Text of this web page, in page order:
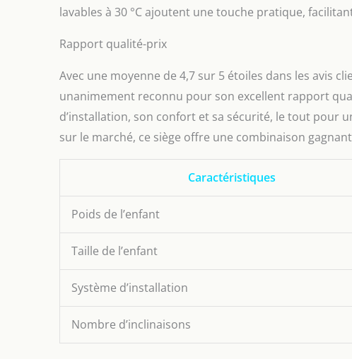
lavables à 30 °C ajoutent une touche pratique,
Rapport qualité-prix
Avec une moyenne de 4,7 sur 5 étoiles dans les avis
unanimement reconnu pour son excellent rapport
d’installation, son confort et sa sécurité, le tout pour
sur le marché, ce siège offre une combinaison
Caractéristiques
Poids de l’enfant
Taille de l’enfant
Système d’installation
Nombre d’inclinaisons